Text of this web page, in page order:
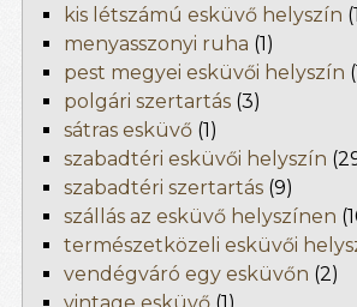
kis létszámú esküvő helyszín
menyasszonyi ruha (1)
pest megyei esküvői helyszín
polgári szertartás (3)
sátras esküvő (1)
szabadtéri esküvői helyszín
szabadtéri szertartás (9)
szállás az esküvő helyszínen
természetközeli esküvői
vendégváró egy esküvőn (2)